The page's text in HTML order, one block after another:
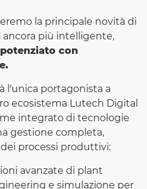
la principale novità di
ancora più intelligente,
con
l'unica portagonista a
ecosistema Lutech Digital
integrato di tecnologie
gestione completa,
processi produttivi:
avanzate di plant
e simulazione per